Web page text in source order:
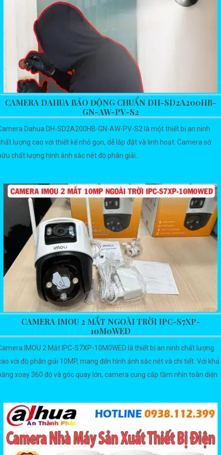
CAMERA DAHUA BÁO ĐỘNG CHUẨN DH-SD2A200HB-
GN-AW-PV-S2
Dahua DH-SD2A200HB-GN-AW-PV-S2 là một thiết bị an ninh
lượng cao với thiết kế nhỏ gọn, dễ lắp đặt và linh hoạt. Camera sở
chất lượng hình ảnh sắc nét độ phân giải...
CAMERA IMOU 2 MẮT NGOÀI TRỜI IPC-S7XP-
10M0WED
IMOU 2 Mắt IPC-S7XP-10M0WED là thiết bị an ninh chất lượng
với độ phân giải 10MP, mang đến hình ảnh sắc nét và chi tiết. Với khả
xoay 360 độ và góc quay lớn, camera cung cấp tầm nhìn toàn diện